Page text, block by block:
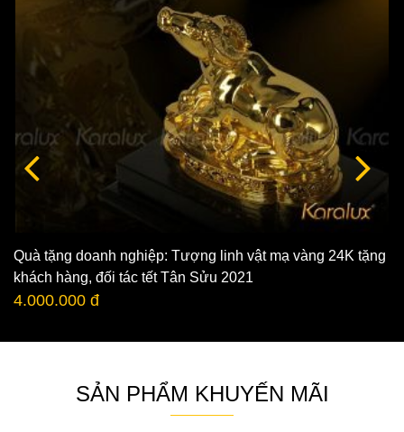
Quà tặng doanh nghiệp: Tượng linh vật mạ vàng 24K tặng
khách hàng, đối tác tết Tân Sửu 2021
4.000.000 đ
SẢN PHẨM KHUYẾN MÃI